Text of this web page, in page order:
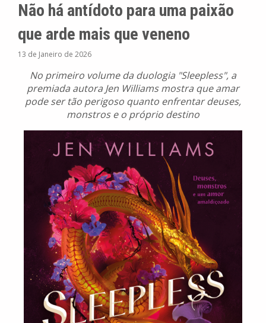
Não há antídoto para uma paixão
que arde mais que veneno
13 de Janeiro de 2026
No primeiro volume da duologia "Sleepless", a
premiada autora Jen Williams mostra que amar
pode ser tão perigoso quanto enfrentar deuses,
monstros e o próprio destino